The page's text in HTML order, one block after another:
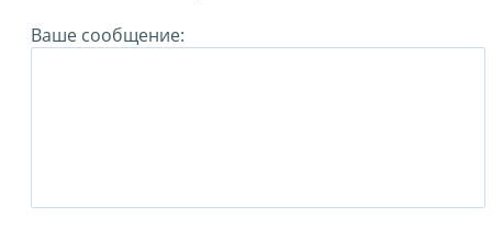
Ваше сообщение: